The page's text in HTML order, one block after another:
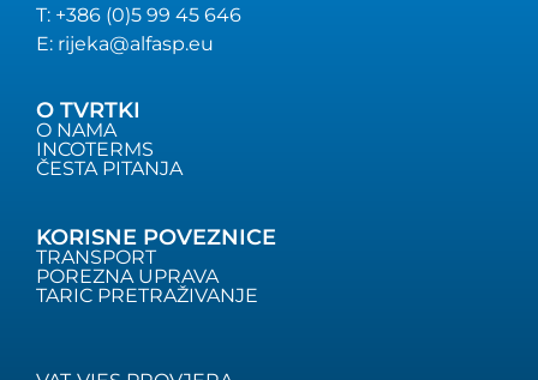
T: +386 (0)5 99 45 646
E: rijeka@alfasp.eu
O TVRTKI
O NAMA
INCOTERMS
ČESTA PITANJA
KORISNE POVEZNICE
TRANSPORT
POREZNA UPRAVA
TARIC PRETRAŽIVANJE